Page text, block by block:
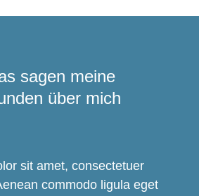
sagen meine
über mich
sit amet, consectetuer
commodo ligula eget